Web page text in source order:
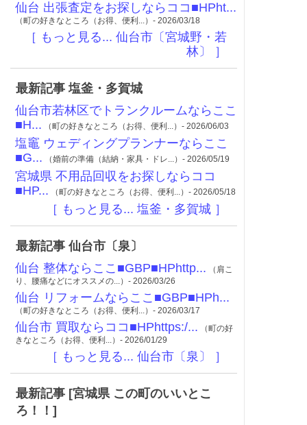
仙台 出張査定をお探しならココ■HPht...
（町の好きなところ（お得、便利...）- 2026/03/18
［ もっと見る... 仙台市〔宮城野・若
林〕 ］
最新記事 塩釜・多賀城
仙台市若林区でトランクルームならここ
■H... （町の好きなところ（お得、便利...）- 2026/06/03
塩竈 ウェディングプランナーならここ
■G... （婚前の準備（結納・家具・ドレ...）- 2026/05/19
宮城県 不用品回収をお探しならココ
■HP... （町の好きなところ（お得、便利...）- 2026/05/18
［ もっと見る... 塩釜・多賀城 ］
最新記事 仙台市〔泉〕
仙台 整体ならここ■GBP■HPhttp... （肩こ
り、腰痛などにオススメの...）- 2026/03/26
仙台 リフォームならここ■GBP■HPh...
（町の好きなところ（お得、便利...）- 2026/03/17
仙台市 買取ならココ■HPhttps:/... （町の好
きなところ（お得、便利...）- 2026/01/29
［ もっと見る... 仙台市〔泉〕 ］
最新記事 [宮城県 この町のいいとこ
ろ！！]